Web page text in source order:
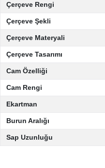
Çerçeve Rengi
Çerçeve Şekli
Çerçeve Materyali
Çerçeve Tasarımı
Cam Özelliği
Cam Rengi
Ekartman
Burun Aralığı
Sap Uzunluğu